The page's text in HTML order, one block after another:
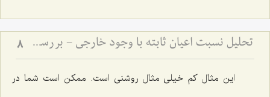
تحلیل نسبت اعیان ثابته با وجود خارجی - بررسی تطبیقی دیدگاه محقق دوانی و آخوند ملاصدرا 8
این مثال کم خیلی مثال روشنی است. ممکن است شما در